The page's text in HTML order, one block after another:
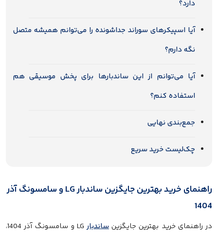
آیا اسپیکرهای سوراند جداشونده را می‌توانم همیشه متصل
نگه دارم؟
آیا می‌توانم از این ساندبارها برای پخش موسیقی هم
استفاده کنم؟
جمع‌بندی نهایی
چک‌لیست خرید سریع
راهنمای خرید بهترین جایگزین ساندبار LG و سامسونگ آذر
خرید بهترین جایگزینساندبار